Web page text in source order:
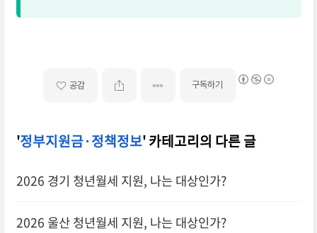
공감 구독하기
'정부지원금·정책정보' 카테고리의 다른 글
2026 경기 청년월세 지원, 나는 대상인가?
2026 울산 청년월세 지원, 나는 대상인가?